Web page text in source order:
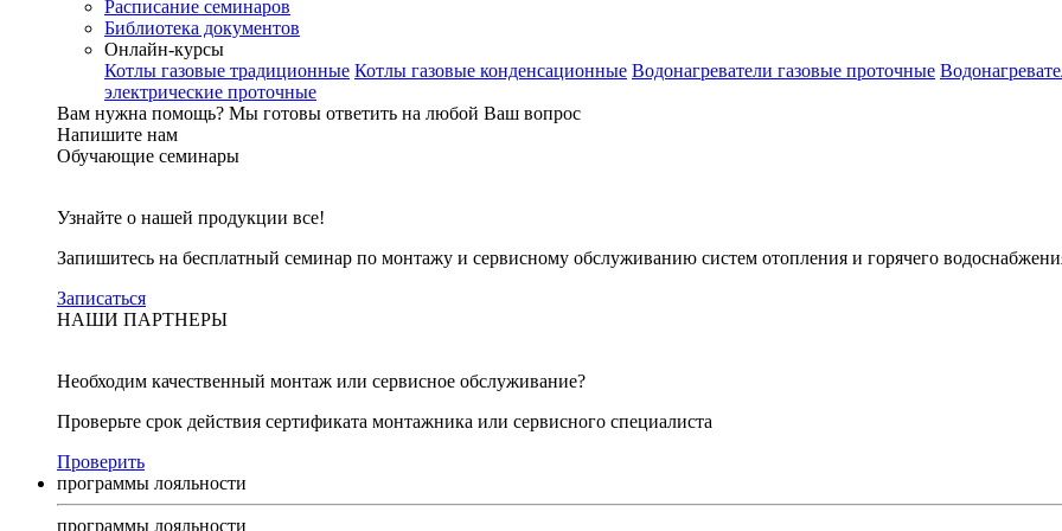
Расписание семинаров
Библиотека документов
Онлайн-курсы
Котлы газовые традиционные Котлы газовые конденсационные Водонагреватели газовые проточные
электрические проточные
Вам нужна помощь? Мы готовы ответить на любой Ваш вопрос
Напишите нам
Обучающие семинары
Узнайте о нашей продукции все!
Запишитесь на бесплатный семинар по монтажу и сервисному обслуживанию систем отопления и горячего
Записаться
НАШИ ПАРТНЕРЫ
Необходим качественный монтаж или сервисное обслуживание?
Проверьте срок действия сертификата монтажника или сервисного специалиста
Проверить
программы лояльности
программы лояльности